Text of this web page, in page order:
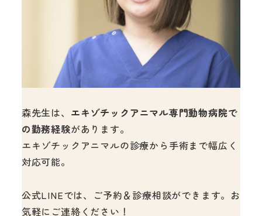
森先生は、 エキゾチックアニマル専門動物病院で
の勤務経験があります。
エキゾチックアニマルの診療から手術まで幅広く
対応可能。
公式LINEでは、ご予約＆診療相談ができます。お
気軽にご連絡ください！